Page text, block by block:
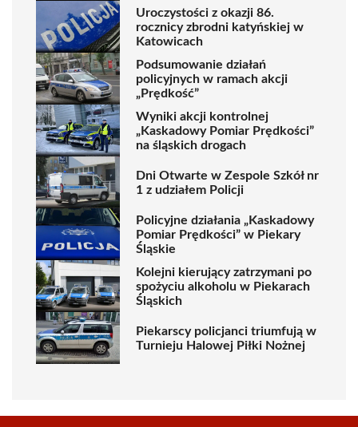
Uroczystości z okazji 86.
rocznicy zbrodni katyńskiej w
Katowicach
Podsumowanie działań
policyjnych w ramach akcji
„Prędkość”
Wyniki akcji kontrolnej
„Kaskadowy Pomiar Prędkości”
na śląskich drogach
Dni Otwarte w Zespole Szkół nr
1 z udziałem Policji
Policyjne działania „Kaskadowy
Pomiar Prędkości” w Piekary
Śląskie
Kolejni kierujący zatrzymani po
spożyciu alkoholu w Piekarach
Śląskich
Piekarscy policjanci triumfują w
Turnieju Halowej Piłki Nożnej